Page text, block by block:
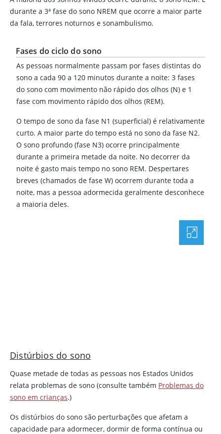
durante a 3ª fase do sono NREM que ocorre a maior parte
da fala, terrores noturnos e sonambulismo.
Fases do ciclo do sono
As pessoas normalmente passam por fases distintas do
sono a cada 90 a 120 minutos durante a noite: 3 fases
do sono com movimento não rápido dos olhos (N) e 1
fase com movimento rápido dos olhos (REM).
O tempo de sono da fase N1 (superficial) é relativamente
curto. A maior parte do tempo está no sono da fase N2.
O sono profundo (fase N3) ocorre principalmente
durante a primeira metade da noite. No decorrer da
noite é gasto mais tempo no sono REM. Despertares
breves (chamados de fase W) ocorrem durante toda a
noite, mas a pessoa adormecida geralmente desconhece
a maioria deles.
Distúrbios do sono
Quase metade de todas as pessoas nos Estados Unidos
relata problemas de sono (consulte também Problemas do
sono em crianças.)
Os distúrbios do sono são perturbações que afetam a
capacidade para adormecer, dormir de forma contínua ou